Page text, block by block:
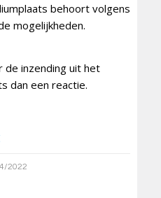
behoort volgens
mogelijkheden.
de inzending uit het
dan een reactie.
2022